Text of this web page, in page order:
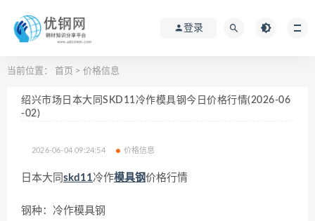
登录
当前位置： 首页 > 价格信息
绍兴市场日本大同SKD11冷作模具钢今日价格行情(2026-06
-02)
2026-06-04 09:24:54 价格信息
日本大同 skd11冷作模具钢价格行情
钢种：冷作模具钢